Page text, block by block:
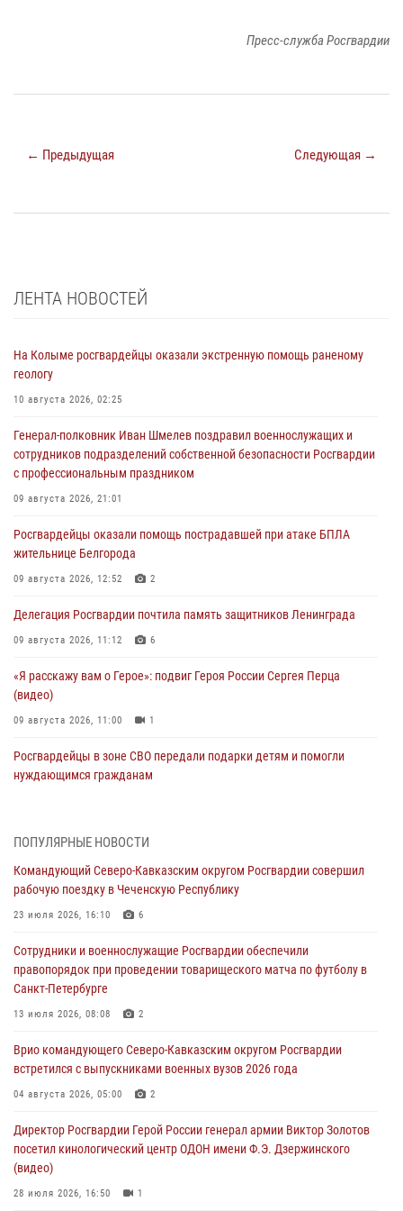
Пресс-служба Росгвардии
← Предыдущая Следующая →
ЛЕНТА НОВОСТЕЙ
На Колыме росгвардейцы оказали экстренную помощь раненому
геологу
10 августа 2026, 02:25
Генерал-полковник Иван Шмелев поздравил военнослужащих и
сотрудников подразделений собственной безопасности Росгвардии
с профессиональным праздником
09 августа 2026, 21:01
Росгвардейцы оказали помощь пострадавшей при атаке БПЛА
жительнице Белгорода
09 августа 2026, 12:52 2
Делегация Росгвардии почтила память защитников Ленинграда
09 августа 2026, 11:12 6
«Я расскажу вам о Герое»: подвиг Героя России Сергея Перца
(видео)
09 августа 2026, 11:00 1
Росгвардейцы в зоне СВО передали подарки детям и помогли
нуждающимся гражданам
В Центральных регионах России продолжается ведомственная
09 августа 2026, 08:00
В Чеченской Республике пожарные расчеты Росгвардии и МЧС
09 августа 2026, 08:00
В Кузбассе росгвардейцы помогли вернуть горожанке пропавшую
мать
Лучшие футбольные команды Южного округа Росгвардии
определили на Кубани
ПОПУЛЯРНЫЕ НОВОСТИ
Командующий Северо-Кавказским округом Росгвардии совершил
рабочую поездку в Чеченскую Республику
23 июля 2026, 16:10 6
Сотрудники и военнослужащие Росгвардии обеспечили
правопорядок при проведении товарищеского матча по футболу в
Санкт-Петербурге
13 июля 2026, 08:08 2
Врио командующего Северо-Кавказским округом Росгвардии
встретился с выпускниками военных вузов 2026 года
04 августа 2026, 05:00 2
Директор Росгвардии Герой России генерал армии Виктор Золотов
посетил кинологический центр ОДОН имени Ф.Э. Дзержинского
(видео)
28 июля 2026, 16:50 1